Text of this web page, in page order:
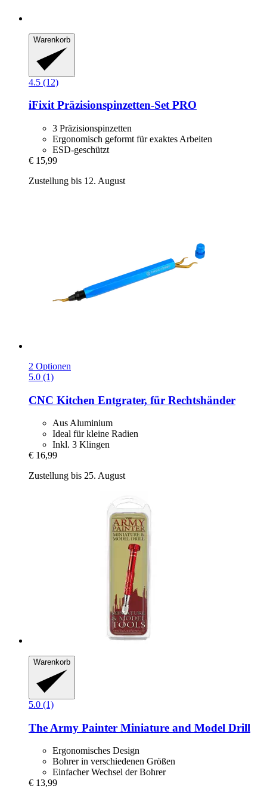
Warenkorb
4.5 (12)
iFixitPräzisionspinzetten-​Set PRO
3 Präzisionspinzetten
Ergonomisch geformt für exaktes Arbeiten
ESD-geschützt
€ 15,99
Zustellung bis 12. August
2 Optionen
5.0 (1)
CNC Kitchen Entgrater, für Rechtshänder
Aus Aluminium
Ideal für kleine Radien
Inkl. 3 Klingen
€ 16,99
Zustellung bis 25. August
Warenkorb
5.0 (1)
The Army Painter Miniature and Model Drill
Ergonomisches Design
Bohrer in verschiedenen Größen
Einfacher Wechsel der Bohrer
€ 13,99